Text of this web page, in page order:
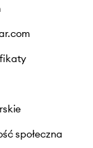
społeczna